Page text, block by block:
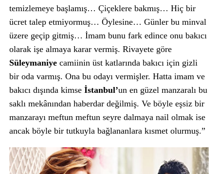
temizlemeye başlamış… Çiçeklere bakmış… Hiç bir
ücret talep etmiyormuş… Öylesine… Günler bu minval
üzere geçip gitmiş… İmam bunu fark edince onu bakıcı
olarak işe almaya karar vermiş. Rivayete göre
Süleymaniyecamiinin üst katlarında bakıcı için gizli
bir oda varmış. Ona bu odayı vermişler. Hatta imam ve
bakıcı dışında kimse İstanbul’un en güzel manzaralı bu
saklı mekânından haberdar değilmiş. Ve böyle eşsiz bir
manzarayı meftun meftun seyre dalmaya nail olmak ise
ancak böyle bir tutkuyla bağlananlara kısmet olurmuş.”